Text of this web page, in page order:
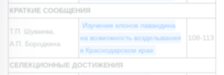
КРАТКИЕ СООБЩЕНИЯ
Т.П. Шуваева,
А.П. Бородкина
Изучение клонов лавандина
на возможность возделывания
в Краснодарском крае
СЕЛЕКЦИОННЫЕ ДОСТИЖЕНИЯ